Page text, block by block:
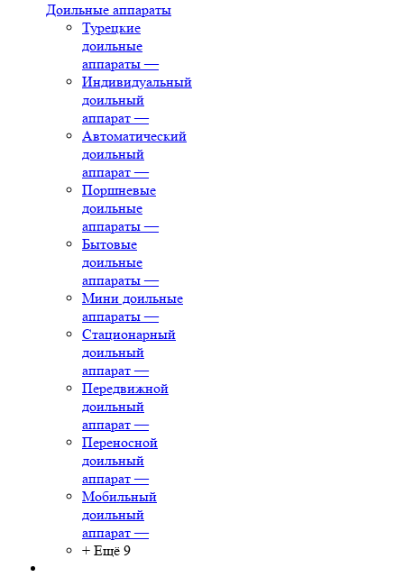
Доильные аппараты
Турецкие
доильные
аппараты —
Индивидуальный
доильный
аппарат —
Автоматический
доильный
аппарат —
Поршневые
доильные
аппараты —
Бытовые
доильные
аппараты —
Мини доильные
аппараты —
Стационарный
доильный
аппарат —
Передвижной
доильный
аппарат —
Переносной
доильный
аппарат —
Мобильный
доильный
аппарат —
+ Ещё 9